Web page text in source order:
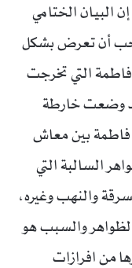
البيان الختامي
ويجب أن تعرض بشكل
التي تخرجت
قد وضعت خارطة
بين معاش
السالبة التي
والنهب وغيره،
الظواهر والسبب هو
من افرازات